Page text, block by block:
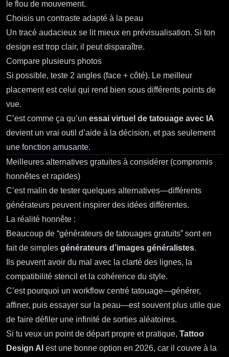
le flou de mouvement.
Choisis un contraste adapté à la peau
Un tracé audacieux se lit mieux en prévisualisation. Si ton
design est trop clair, il peut disparaître.
Compare plusieurs photos
Si possible, teste 2 angles (face + côté). Le meilleur
placement est celui qui rend bien sous différents points de
vue.
C’est comme ça qu’un essai virtuel de tatouage avec IA
devient un vrai outil d’aide à la décision, et pas seulement
une fonction amusante.
Meilleures alternatives gratuites à considérer (compromis
honnêtes et rapides)
C’est malin de tester quelques alternatives—différents
générateurs peuvent inspirer des idées différentes.
La réalité honnête :
Beaucoup de “générateurs de tatouages gratuits” sont en
fait de simples générateurs d’images généralistes.
Ils peuvent avoir du mal avec la clarté des lignes, la
compatibilité stencil et la cohérence du style.
C’est pourquoi un workflow centré tatouage—générer,
affiner, puis essayer sur la peau—est souvent plus utile que
de faire défiler une infinité de sorties aléatoires.
Si tu veux un point de départ propre et pratique, Tattoo
Design AI est une bonne option en 2026, car il couvre à la